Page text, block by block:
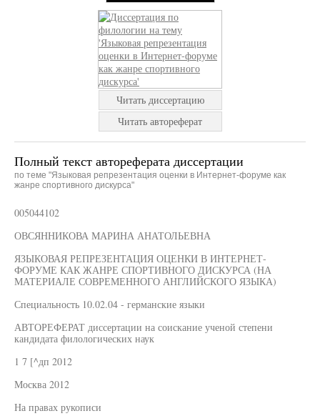
Читать диссертацию
Читать автореферат
Полный текст автореферата диссертации
по теме "Языковая репрезентация оценки в Интернет-форуме как
жанре спортивного дискурса"
005044102
ОВСЯННИКОВА МАРИНА АНАТОЛЬЕВНА
ЯЗЫКОВАЯ РЕПРЕЗЕНТАЦИЯ ОЦЕНКИ В ИНТЕРНЕТ-
ФОРУМЕ КАК ЖАНРЕ СПОРТИВНОГО ДИСКУРСА (НА
МАТЕРИАЛЕ СОВРЕМЕННОГО АНГЛИЙСКОГО ЯЗЫКА)
Специальность 10.02.04 - германские языки
АВТОРЕФЕРАТ диссертации на соискание ученой степени
кандидата филологических наук
1 7 [^дп 2012
Москва 2012
На правах рукописи